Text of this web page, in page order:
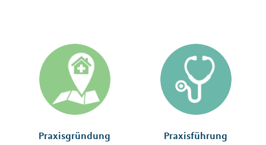
Praxisgründung Praxisführung